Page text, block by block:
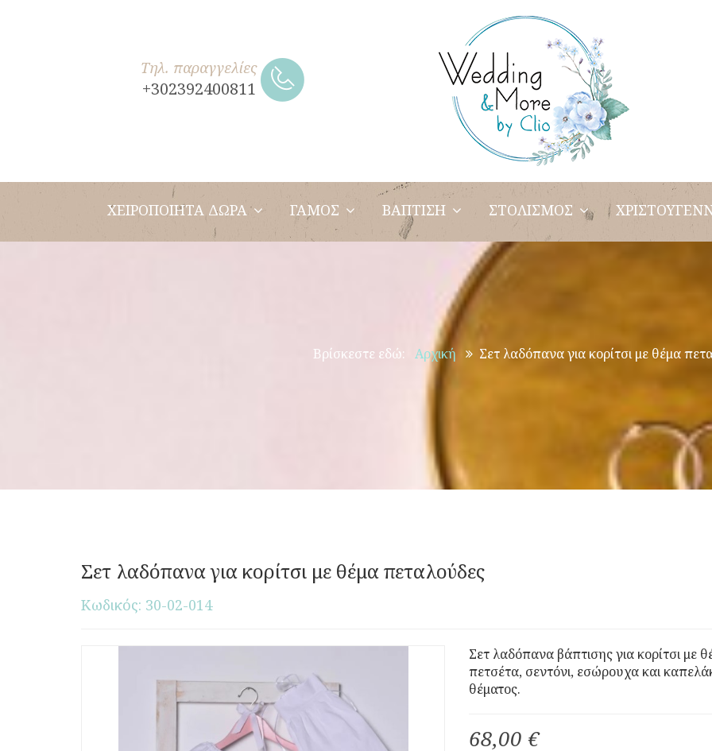
Τηλ. παραγγελίες
+302392400811
ΧΕΙΡΟΠΟΙΗΤΑ ΔΩΡΑ ΓΑΜΟΣ ΒΑΠΤΙΣΗ ΣΤΟΛΙΣΜΟΣ
Βρίσκεστε εδώ: Αρχική Σετ λαδόπανα για κορίτσι με θέμα
Σετ λαδόπανα για κορίτσι με θέμα πεταλούδες
Κωδικός: 30-02-014
Σετ λαδόπανα βάπτισης για κορίτσι με
πετσέτα, σεντόνι, εσώρουχα και
θέματος.
68,00 €